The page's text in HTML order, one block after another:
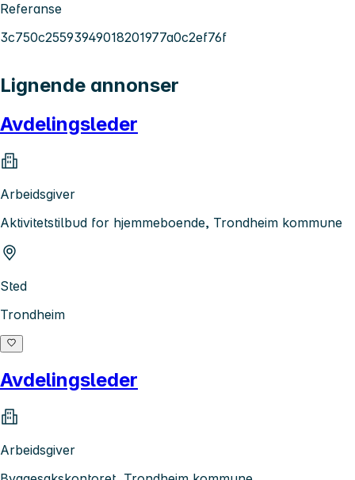
Referanse
3c750c25593949018201977a0c2ef76f
Lignende annonser
Avdelingsleder
Arbeidsgiver
Aktivitetstilbud for hjemmeboende, Trondheim kommune
Sted
Trondheim
Avdelingsleder
Arbeidsgiver